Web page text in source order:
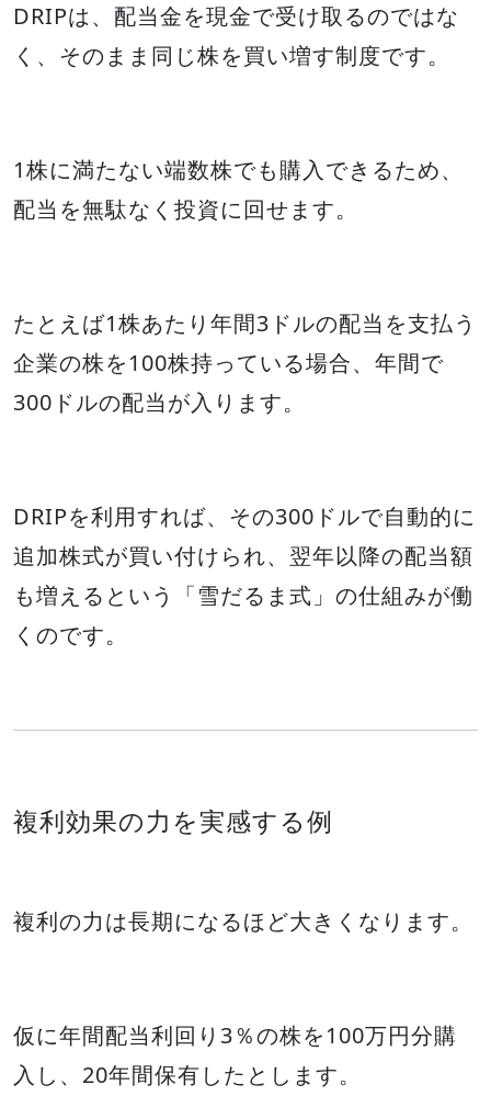
DRIPは、配当金を現金で受け取るのではな
く、そのまま同じ株を買い増す制度です。
1株に満たない端数株でも購入できるため、
配当を無駄なく投資に回せます。
たとえば1株あたり年間3ドルの配当を支払う
企業の株を100株持っている場合、年間で
300ドルの配当が入ります。
DRIPを利用すれば、その300ドルで自動的に
追加株式が買い付けられ、翌年以降の配当額
も増えるという「雪だるま式」の仕組みが働
くのです。
複利効果の力を実感する例
複利の力は長期になるほど大きくなります。
仮に年間配当利回り3％の株を100万円分購
入し、20年間保有したとします。